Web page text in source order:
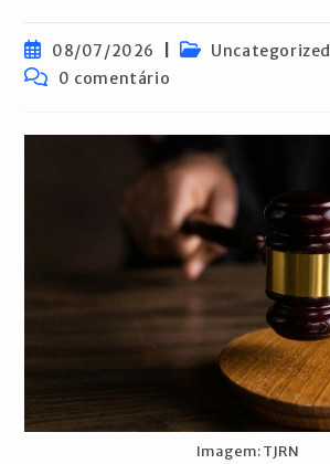
Post
publicado:
08/07/2026
Categoria
Uncategorized
Comentários
0 comentário
Imagem: TJRN